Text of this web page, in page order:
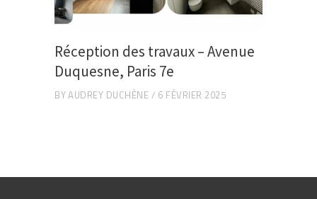
Réception des travaux – Avenue
Duquesne, Paris 7e
BYAUDREY DUCHÈNE 6 FÉVRIER 2025